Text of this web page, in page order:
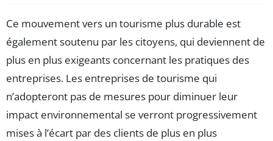
Ce mouvement vers un tourisme plus durable est
également soutenu par les citoyens, qui deviennent de
plus en plus exigeants concernant les pratiques des
entreprises. Les entreprises de tourisme qui
n’adopteront pas de mesures pour diminuer leur
impact environnemental se verront progressivement
mises à l’écart par des clients de plus en plus